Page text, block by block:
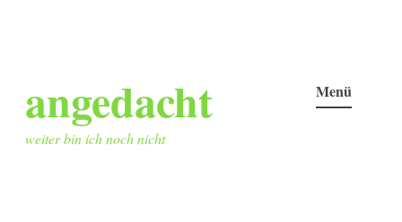
springen
angedacht
weiter bin ich noch nicht
Menü